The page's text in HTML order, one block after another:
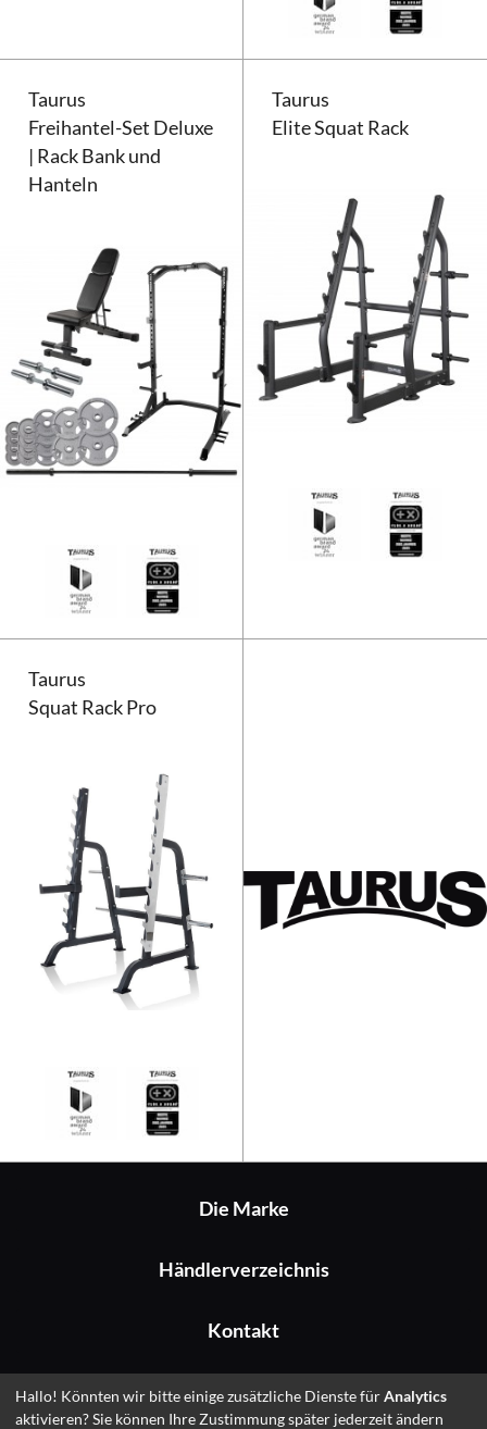
Taurus
Freihantel-Set Deluxe
| Rack Bank und
Hanteln
Taurus Freihantel-Set Deluxe |
Taurus
Elite Squat Rack
Taurus
Squat Rack Pro
Die Marke
Händlerverzeichnis
Kontakt
Impressum
Hallo! Könnten wir bitte einige zusätzliche Dienste fürAnalytics
aktivieren? Sie können Ihre Zustimmung später jederzeit ändern